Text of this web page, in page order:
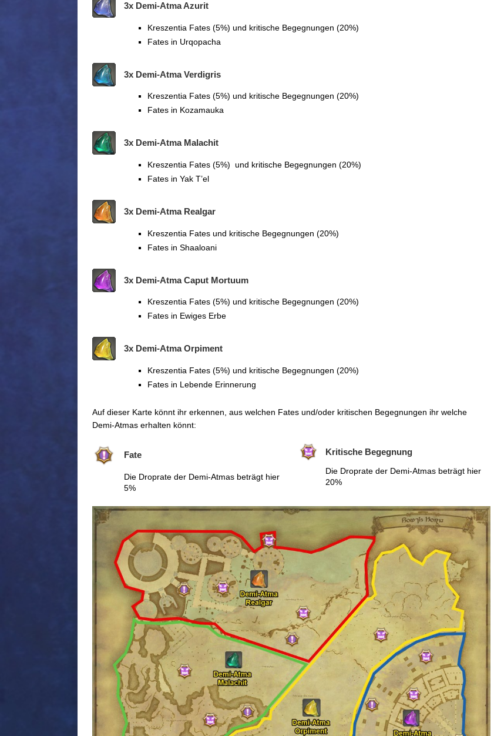
3x Demi-Atma Azurit
Kreszentia Fates (5%) und kritische Begegnungen (20%)
Fates in Urqopacha
3x Demi-Atma Verdigris
Kreszentia Fates (5%) und kritische Begegnungen (20%)
Fates in Kozamauka
3x Demi-Atma Malachit
Kreszentia Fates (5%) und kritische Begegnungen (20%)
Fates in Yak T’el
3x Demi-Atma Realgar
Kreszentia Fates und kritische Begegnungen (20%)
Fates in Shaaloani
3x Demi-Atma Caput Mortuum
Kreszentia Fates (5%) und kritische Begegnungen (20%)
Fates in Ewiges Erbe
3x Demi-Atma Orpiment
Kreszentia Fates (5%) und kritische Begegnungen (20%)
Fates in Lebende Erinnerung
Auf dieser Karte könnt ihr erkennen, aus welchen Fates und/oder kritischen Begegnungen ihr welche
Demi-Atmas erhalten könnt:
Fate
Die Droprate der Demi-Atmas beträgt hier
5%
Kritische Begegnung
Die Droprate der Demi-Atmas beträgt hier
20%